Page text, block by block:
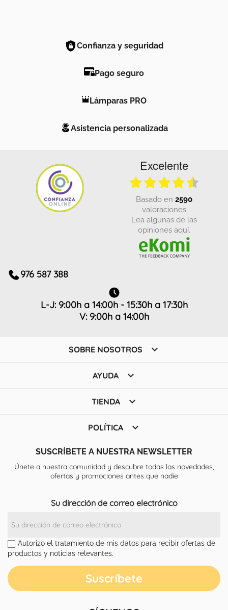
Confianza y seguridad
Pago seguro
Lámparas PRO
Asistencia personalizada
Excelente
basado en 2590
valoraciones
Lea algunas de las
opiniones aquí.
976 587 388
L-J: 9:00h a 14:00h - 15:30h a 17:30h
V: 9:00h a 14:00h
SOBRE NOSOTROS 
AYUDA 
TIENDA 
POLÍTICA 
SUSCRÍBETE A NUESTRA NEWSLETTER
Únete a nuestra comunidad y descubre todas las novedades,
ofertas y promociones antes que nadie
Su dirección de correo electrónico
Autorizo el tratamiento de mis datos para recibir ofertas de
productos y noticias relevantes.